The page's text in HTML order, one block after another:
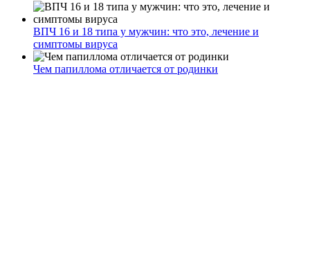
ВПЧ 16 и 18 типа у мужчин: что это, лечение и
симптомы вируса
Чем папиллома отличается от родинки